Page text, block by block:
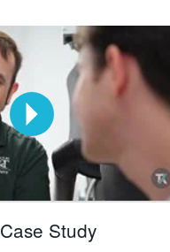
Study